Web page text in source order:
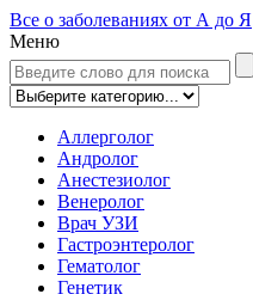
Все о заболеваниях от А до Я
Меню
Аллерголог
Андролог
Анестезиолог
Венеролог
Врач УЗИ
Гастроэнтеролог
Гематолог
Генетик